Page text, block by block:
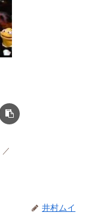
井村ムイ